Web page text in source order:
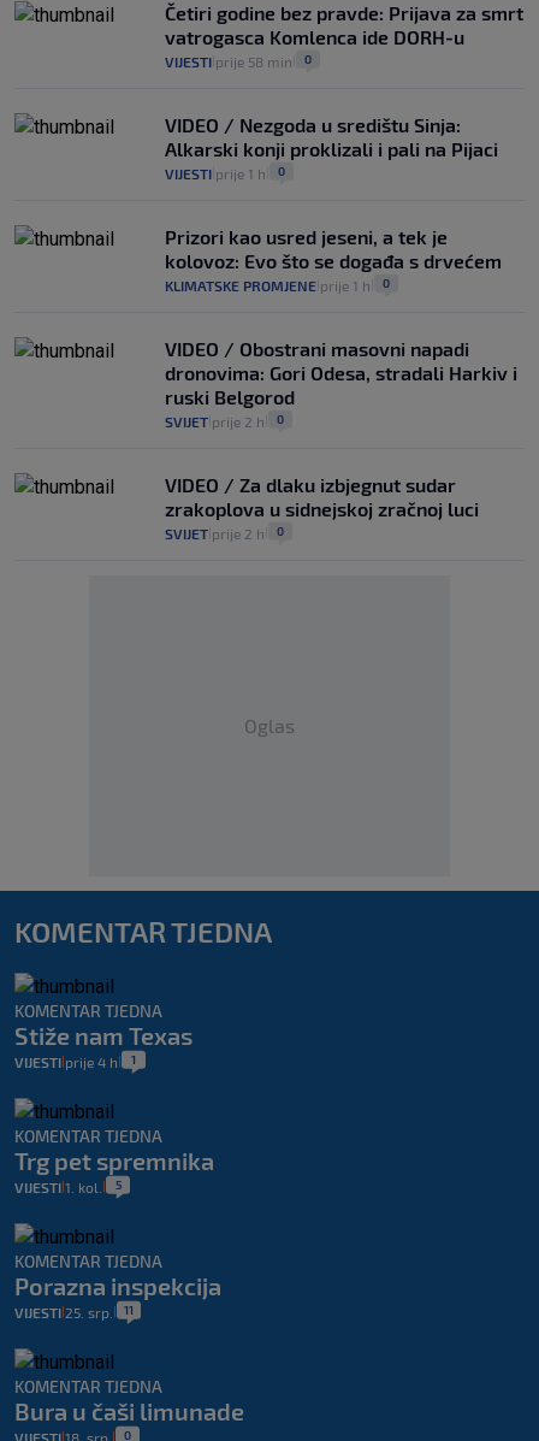
Četiri godine bez pravde: Prijava za smrt
vatrogasca Komlenca ide DORH-u
VIJESTI prije 58 min 0
VIDEO / Nezgoda u središtu Sinja:
Alkarski konji proklizali i pali na Pijaci
VIJESTI prije 1 h 0
Prizori kao usred jeseni, a tek je
kolovoz: Evo što se događa s drvećem
KLIMATSKE PROMJENE prije 1 h 0
VIDEO / Obostrani masovni napadi
dronovima: Gori Odesa, stradali Harkiv i
ruski Belgorod
SVIJET prije 2 h 0
VIDEO / Za dlaku izbjegnut sudar
zrakoplova u sidnejskoj zračnoj luci
SVIJET prije 2 h 0
Oglas
KOMENTAR TJEDNA
KOMENTAR TJEDNA
Stiže nam Texas
VIJESTI prije 4 h 1
KOMENTAR TJEDNA
Trg pet spremnika
VIJESTI 1. kol. 5
KOMENTAR TJEDNA
Porazna inspekcija
VIJESTI 25. srp. 11
KOMENTAR TJEDNA
Bura u čaši limunade
VIJESTI 18. srp. 0